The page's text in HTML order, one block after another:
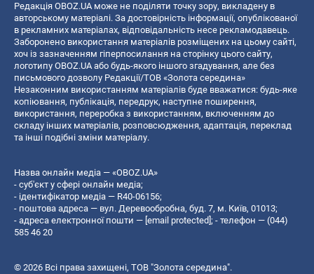
Редакція OBOZ.UA може не поділяти точку зору, викладену в
авторському матеріалі. За достовірність інформації, опублікованої
в рекламних матеріалах, відповідальність несе рекламодавець.
Заборонено використання матеріалів розміщених на цьому сайті,
хоч із зазначенням гіперпосилання на сторінку цього сайту,
логотипу OBOZ.UA або будь-якого іншого згадування, але без
письмового дозволу Редакції/ТОВ «Золота середина»
Незаконним використанням матеріалів буде вважатися: будь-яке
копiювання, публiкацiя, передрук, наступне поширення,
використання, переробка з використанням, включенням до
складу інших матеріалів, розповсюдження, адаптація, переклад
та інші подібні зміни матеріалу.
Назва онлайн медіа — «OBOZ.UA»
- суб'єкт у сфері онлайн медіа;
- ідентифікатор медіа — R40-06156;
- поштова адреса — вул. Деревообробна, буд. 7, м. Київ, 01013;
- адреса електронної пошти — [email protected]; - телефон — (044)
585 46 20
© 2026 Всі права захищені, ТОВ "Золота середина".